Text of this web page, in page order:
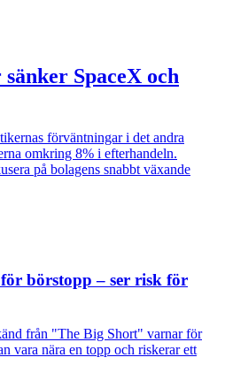
SpaceX och
förväntningar i det andra
omkring 8% i efterhandeln.
på bolagens snabbt växande
börstopp – ser risk för
från "The Big Short" varnar för
vara nära en topp och riskerar ett